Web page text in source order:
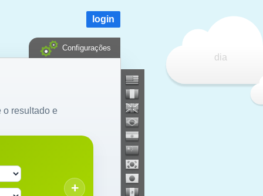
dia
login
Configurações
o resultado e
+